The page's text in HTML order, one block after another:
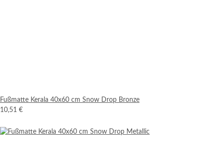
Fußmatte Kerala 40x60 cm Snow Drop Bronze
10,51 €